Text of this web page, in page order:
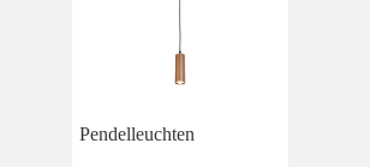
Pendelleuchten